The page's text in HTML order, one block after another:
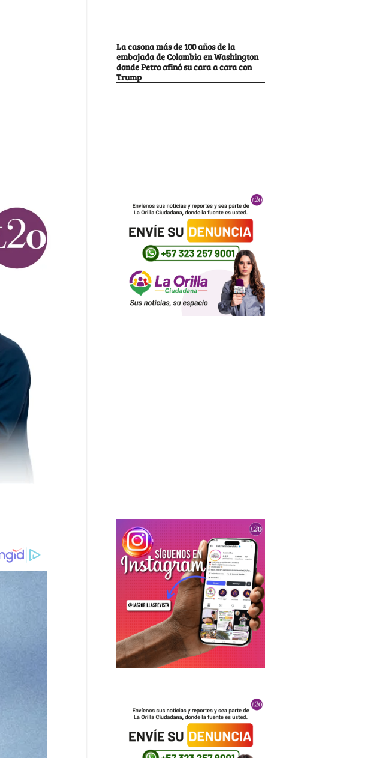
La casona más de 100 años de la
embajada de Colombia en Washington
donde Petro afinó su cara a cara con
Trump